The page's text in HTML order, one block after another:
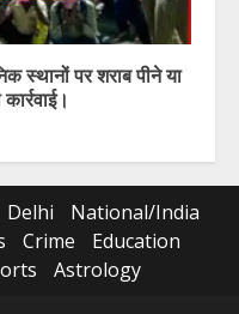
स्थानों पर शराब पीने या
Delhi
National/India
Crime
Education
Astrology